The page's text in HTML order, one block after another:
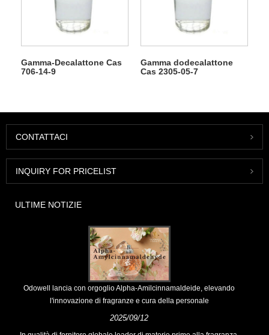
Gamma-Decalattone Cas
706-14-9
Gamma dodecalattone
Cas 2305-05-7
CONTATTACI
INQUIRY FOR PRICELIST
ULTIME NOTIZIE
Odowell lancia con orgoglio Alpha-Amilcinnamaldeide, elevando
l'innovazione di fragranze e cura della personale
2025/09/12